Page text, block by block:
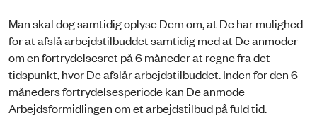
Man skal dog samtidig oplyse Dem om, at De har mulighed
for at afslå arbejdstilbuddet samtidig med at De anmoder
om en fortrydelsesret på 6 måneder at regne fra det
tidspunkt, hvor De afslår arbejdstilbuddet. Inden for den 6
måneders fortrydelsesperiode kan De anmode
Arbejdsformidlingen om et arbejdstilbud på fuld tid.